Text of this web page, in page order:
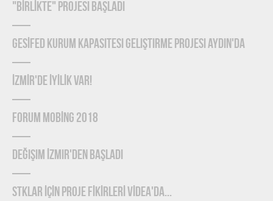
"BİRLİKTE" Projesi Başladı
GESİFED Kurum Kapasitesi Geliştirme Projesi Aydın'da
İZMİR'de İYİLİK Var!
FORUM MOBİNG 2018
Değişim İzmir'den Başladı
STKLAR İÇİN PROJE FİKİRLERİ VİDEA'DA...